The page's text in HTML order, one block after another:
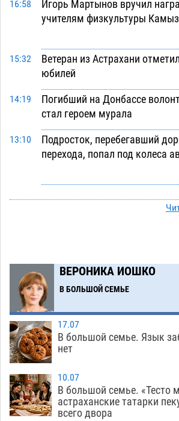
16:58
Игорь Мартынов вручил
учителям физкультуры
15:32
Ветеран из Астрахани
юбилей
14:19
Погибший на Донбассе
стал героем мурала
13:10
Подросток, перебегавший
перехода, попал под колеса
получить зарплату за
гандболисты крупно
09:00
Лидеры чеченской диаспоры в
осудили выходку молодого
Никольской
18:00
Завтра астраханцы проведут
экстремальной
17:09
Астраханский котлован с
ВЕРОНИКА ИОШКО
В БОЛЬШОЙ СЕМЬЕ
17.07
В большой семье. Язык
нет
10.07
В большой семье. «Тесто
астраханские татарки
всего двора